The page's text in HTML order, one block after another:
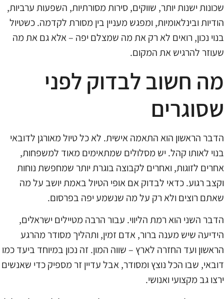
שכונות ישנות יותר, שווקים, סירות מסורתיות, השפעות ערביות,
הודיות ובינלאומיות, ומפגש מעניין בין מסורת לקדמה. כשטיול
בנוי נכון, רואים לא רק את מה שמצלם יפה – אלא גם את מה
שעוזר להרגיש את המקום.
מה חשוב לבדוק לפני
שסוגרים
הדבר הראשון הוא התאמה אישית. לא כל טיול מאורגן לדובאי
בנוי לאותו קהל. יש מסלולים שמתאימים מאוד למשפחות,
אחרים לזוגות, ואחרים לקבוצה בוגרת יותר שמחפשת נוחות
וקצב רגוע. כדאי לבדוק אם אופי הטיול באמת יושב על מה
שאתם רוצים ולא רק על מה שנשמע יפה בפרסום.
הדבר השני הוא רמת הליווי. עבור הרבה מטיילים ישראלים,
הידיעה שיש מענה ברור, אדם זמין, ותהליך מסודר מהרגע
הראשון ועד החזרה לארץ – שווה המון. זה נכון במיוחד ביעד כמו
דובאי, שבו הכל נוצץ ומסודר, אבל עדיין זר מספיק כדי שאנשים
ירצו גב מקצועי ואנושי.